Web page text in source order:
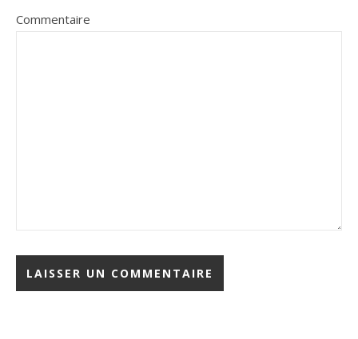
Commentaire